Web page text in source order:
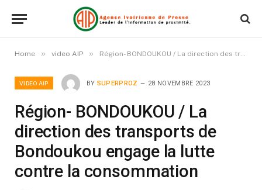
Home » video AIP » Région- BONDOUKOU / La direction des transports de Bondoukou engage la lutte contre la consommation
VIDEO AIP BY SUPERPROZ 28 NOVEMBRE 2023
Région- BONDOUKOU / La
direction des transports de
Bondoukou engage la lutte
contre la consommation